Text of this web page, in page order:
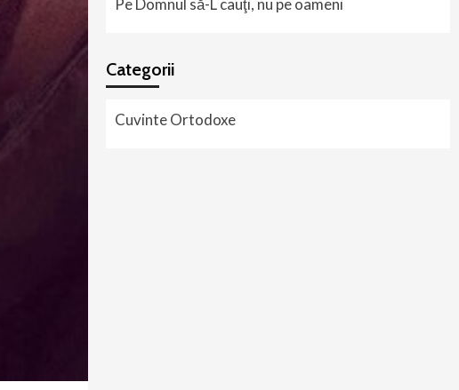
Pe Domnul să-L cauţi, nu pe oameni
Categorii
Cuvinte Ortodoxe